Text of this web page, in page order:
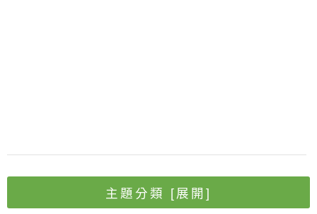
主題分類 [展開]